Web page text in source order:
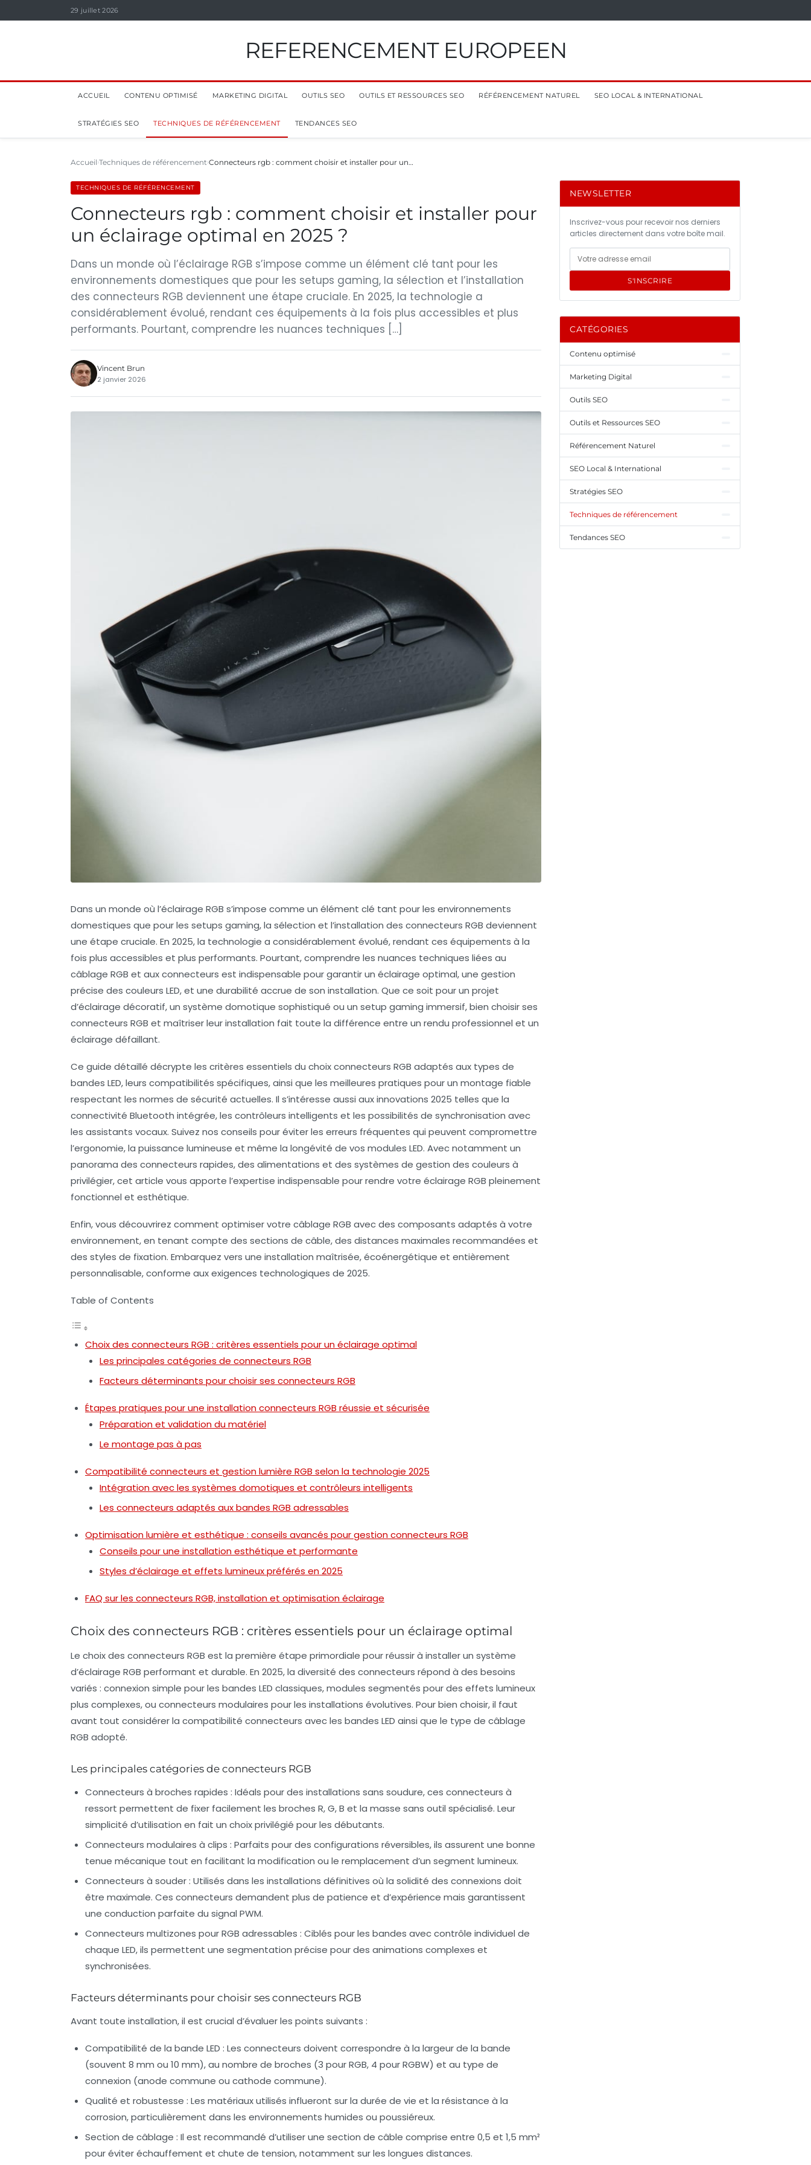
29 juillet 2026
REFERENCEMENT EUROPEEN
ACCUEIL CONTENU OPTIMISÉ MARKETING DIGITAL OUTILS SEO OUTILS ET RESSOURCES SEO RÉFÉRENCEMENT NATUREL SEO LOCAL & INTERNATIONAL
STRATÉGIES SEO TECHNIQUES DE RÉFÉRENCEMENT TENDANCES SEO
Accueil Techniques de référencement Connecteurs rgb : comment choisir et installer pour un…
TECHNIQUES DE RÉFÉRENCEMENT
Connecteurs rgb : comment choisir et installer pour
un éclairage optimal en 2025 ?
Dans un monde où l’éclairage RGB s’impose comme un élément clé tant pour les
environnements domestiques que pour les setups gaming, la sélection et l’installation
des connecteurs RGB deviennent une étape cruciale. En 2025, la technologie a
considérablement évolué, rendant ces équipements à la fois plus accessibles et plus
performants. Pourtant, comprendre les nuances techniques […]
Vincent Brun
2 janvier 2026
Dans un monde où l’éclairage RGB s’impose comme un élément clé tant pour les environnements
domestiques que pour les setups gaming, la sélection et l’installation des connecteurs RGB deviennent
une étape cruciale. En 2025, la technologie a considérablement évolué, rendant ces équipements à la
fois plus accessibles et plus performants. Pourtant, comprendre les nuances techniques liées au
câblage RGB et aux connecteurs est indispensable pour garantir un éclairage optimal, une gestion
précise des couleurs LED, et une durabilité accrue de son installation. Que ce soit pour un projet
d’éclairage décoratif, un système domotique sophistiqué ou un setup gaming immersif, bien choisir ses
connecteurs RGB et maîtriser leur installation fait toute la différence entre un rendu professionnel et un
éclairage défaillant.
Ce guide détaillé décrypte les critères essentiels du choix connecteurs RGB adaptés aux types de
bandes LED, leurs compatibilités spécifiques, ainsi que les meilleures pratiques pour un montage fiable
respectant les normes de sécurité actuelles. Il s’intéresse aussi aux innovations 2025 telles que la
connectivité Bluetooth intégrée, les contrôleurs intelligents et les possibilités de synchronisation avec
les assistants vocaux. Suivez nos conseils pour éviter les erreurs fréquentes qui peuvent compromettre
l’ergonomie, la puissance lumineuse et même la longévité de vos modules LED. Avec notamment un
panorama des connecteurs rapides, des alimentations et des systèmes de gestion des couleurs à
privilégier, cet article vous apporte l’expertise indispensable pour rendre votre éclairage RGB pleinement
fonctionnel et esthétique.
Enfin, vous découvrirez comment optimiser votre câblage RGB avec des composants adaptés à votre
environnement, en tenant compte des sections de câble, des distances maximales recommandées et
des styles de fixation. Embarquez vers une installation maîtrisée, écoénergétique et entièrement
personnalisable, conforme aux exigences technologiques de 2025.
Table of Contents
Choix des connecteurs RGB : critères essentiels pour un éclairage optimal
Les principales catégories de connecteurs RGB
Facteurs déterminants pour choisir ses connecteurs RGB
Étapes pratiques pour une installation connecteurs RGB réussie et sécurisée
Préparation et validation du matériel
Le montage pas à pas
Compatibilité connecteurs et gestion lumière RGB selon la technologie 2025
Intégration avec les systèmes domotiques et contrôleurs intelligents
Les connecteurs adaptés aux bandes RGB adressables
Optimisation lumière et esthétique : conseils avancés pour gestion connecteurs RGB
Conseils pour une installation esthétique et performante
Styles d’éclairage et effets lumineux préférés en 2025
FAQ sur les connecteurs RGB, installation et optimisation éclairage
Choix des connecteurs RGB : critères essentiels pour un éclairage optimal
Le choix des connecteurs RGB est la première étape primordiale pour réussir à installer un système
d’éclairage RGB performant et durable. En 2025, la diversité des connecteurs répond à des besoins
variés : connexion simple pour les bandes LED classiques, modules segmentés pour des effets lumineux
plus complexes, ou connecteurs modulaires pour les installations évolutives. Pour bien choisir, il faut
avant tout considérer la compatibilité connecteurs avec les bandes LED ainsi que le type de câblage
RGB adopté.
Les principales catégories de connecteurs RGB
Connecteurs à broches rapides : Idéals pour des installations sans soudure, ces connecteurs à
ressort permettent de fixer facilement les broches R, G, B et la masse sans outil spécialisé. Leur
simplicité d’utilisation en fait un choix privilégié pour les débutants.
Connecteurs modulaires à clips : Parfaits pour des configurations réversibles, ils assurent une bonne
tenue mécanique tout en facilitant la modification ou le remplacement d’un segment lumineux.
Connecteurs à souder: Utilisés dans les installations définitives où la solidité des connexions doit
être maximale. Ces connecteurs demandent plus de patience et d’expérience mais garantissent
une conduction parfaite du signal PWM.
Connecteurs multizones pour RGB adressables : Ciblés pour les bandes avec contrôle individuel de
chaque LED, ils permettent une segmentation précise pour des animations complexes et
synchronisées.
Facteurs déterminants pour choisir ses connecteurs RGB
Avant toute installation, il est crucial d’évaluer les points suivants :
Compatibilité de la bande LED : Les connecteurs doivent correspondre à la largeur de la bande
(souvent 8 mm ou 10 mm), au nombre de broches (3 pour RGB, 4 pour RGBW) et au type de
connexion (anode commune ou cathode commune).
Qualité et robustesse : Les matériaux utilisés influeront sur la durée de vie et la résistance à la
corrosion, particulièrement dans les environnements humides ou poussiéreux.
Section de câblage : Il est recommandé d’utiliser une section de câble comprise entre 0,5 et 1,5 mm²
pour éviter échauffement et chute de tension, notamment sur les longues distances.
NEWSLETTER
Inscrivez-vous pour recevoir nos derniers
articles directement dans votre boîte mail.
S'INSCRIRE
CATÉGORIES
Contenu optimisé
Marketing Digital
Outils SEO
Outils et Ressources SEO
Référencement Naturel
SEO Local & International
Stratégies SEO
Techniques de référencement
Tendances SEO